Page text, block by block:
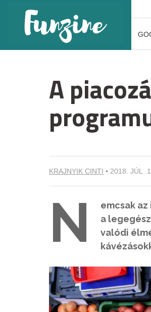
A
KRAJNYIK CINTI • 2018. JÚL.
N
emcsak
a
valódi